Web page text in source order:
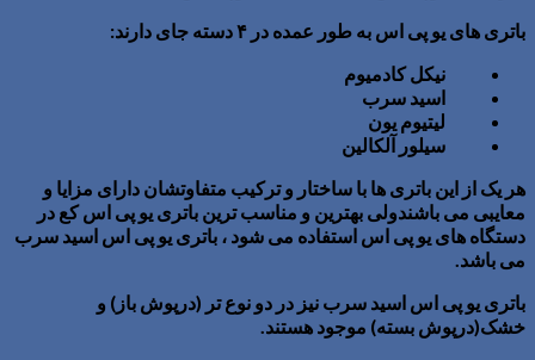
باتری های یو پی اس به طور عمده در ۴ دسته جای دارند:
نیکل کادمیوم
اسید سرب
لیتیوم یون
سیلور آلکالین
هر یک از این باتری ها با ساختار و ترکیب متفاوتشان دارای مزایا و
معایبی می باشندولی بهترین و مناسب ترین باتری یو پی اس کع در
دستگاه های یو پی اس استفاده می شود ، باتری یو پی اس اسید سرب
می باشد.
باتری یو پی اس اسید سرب نیز در دو نوع تر (درپوش باز) و
خشک(درپوش بسته) موجود هستند.